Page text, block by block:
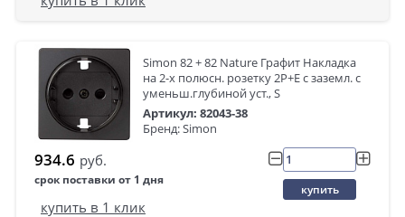
Simon 82 + 82 Nature Графит Накладка
на 2-х полюсн. розетку 2P+E с заземл. с
уменьш.глубиной уст., S
Артикул: 82043-38
Бренд: Simon
934.6 руб.
срок поставки от 1 дня
купить
купить в 1 клик